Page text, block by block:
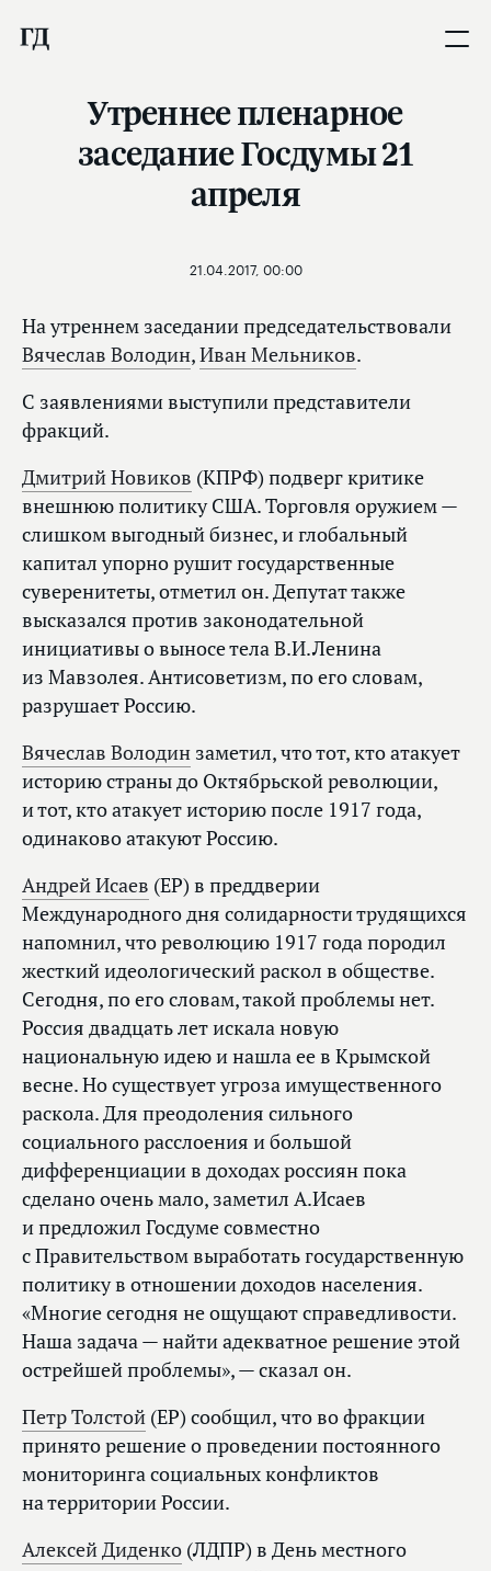
Утреннее пленарное
заседание Госдумы 21
апреля
21.04.2017, 00:00
На утреннем заседании председательствовали
Вячеслав Володин,Иван Мельников.
С заявлениями выступили представители
фракций.
Дмитрий Новиков (КПРФ) подверг критике
внешнюю политику США. Торговля оружием —
слишком выгодный бизнес, и глобальный
капитал упорно рушит государственные
суверенитеты, отметил он. Депутат также
высказался против законодательной
инициативы о выносе тела В.И.Ленина
из Мавзолея. Антисоветизм, по его словам,
разрушает Россию.
Вячеслав Володин заметил, что тот, кто атакует
историю страны до Октябрьской революции,
и тот, кто атакует историю после 1917 года,
одинаково атакуют Россию.
Андрей Исаев (ЕР) в преддверии
Международного дня солидарности трудящихся
напомнил, что революцию 1917 года породил
жесткий идеологический раскол в обществе.
Сегодня, по его словам, такой проблемы нет.
Россия двадцать лет искала новую
национальную идею и нашла ее в Крымской
весне. Но существует угроза имущественного
раскола. Для преодоления сильного
социального расслоения и большой
дифференциации в доходах россиян пока
сделано очень мало, заметил А.Исаев
и предложил Госдуме совместно
с Правительством выработать государственную
политику в отношении доходов населения.
«Многие сегодня не ощущают справедливости.
Наша задача — найти адекватное решение этой
острейшей проблемы», — сказал он.
Петр Толстой (ЕР) сообщил, что во фракции
принято решение о проведении постоянного
мониторинга социальных конфликтов
на территории России.
Алексей Диденко (ЛДПР) в День местного